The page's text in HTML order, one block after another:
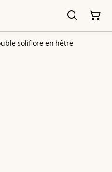
soliflore en hêtre